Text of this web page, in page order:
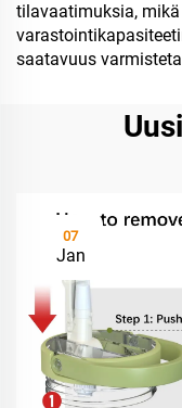
tilavaatimuksia,
saatavuus
07
Jan